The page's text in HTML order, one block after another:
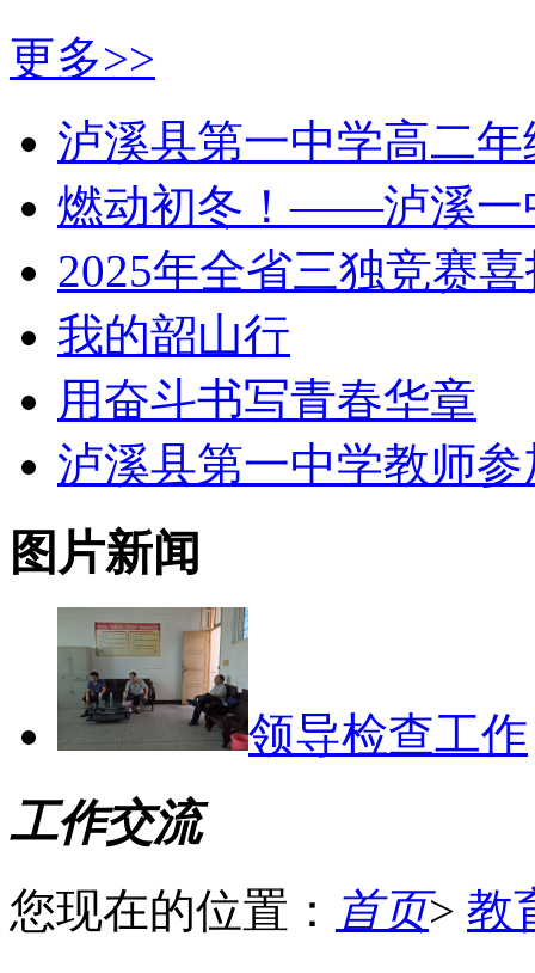
更多>>
泸溪县第一中学高二
燃动初冬！——泸溪
2025年全省三独竞赛
我的韶山行
用奋斗书写青春华章
泸溪县第一中学教师
图片新闻
领导检查工作
工作交流
您现在的位置： 首页> 教